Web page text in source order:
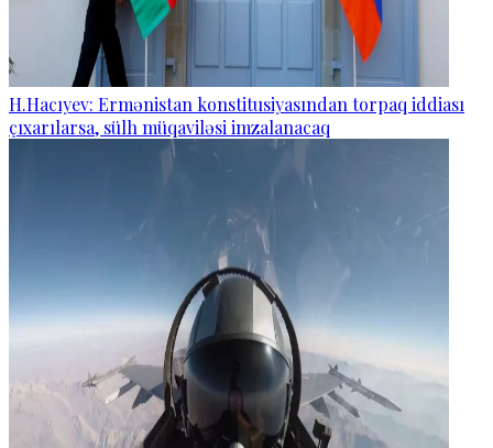
H.Hacıyev: Ermənistan konstitusiyasından torpaq iddiası
çıxarılarsa, sülh müqaviləsi imzalanacaq